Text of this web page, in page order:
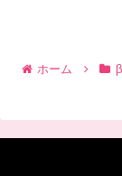
ホーム